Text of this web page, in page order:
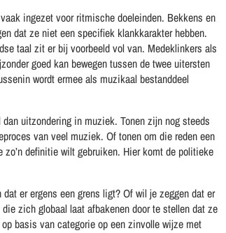
ingezet voor ritmische doeleinden. Bekkens en
dat ze niet een specifiek klankkarakter hebben.
taal zit er bij voorbeeld vol van. Medeklinkers als
goed kan bewegen tussen de twee uitersten
wordt ermee als muzikaal bestanddeel
uitzondering in muziek. Tonen zijn nog steeds
van veel muziek. Of tonen om die reden een
definitie wilt gebruiken. Hier komt de politieke
er ergens een grens ligt? Of wil je zeggen dat er
zich globaal laat afbakenen door te stellen dat ze
basis van categorie op een zinvolle wijze met